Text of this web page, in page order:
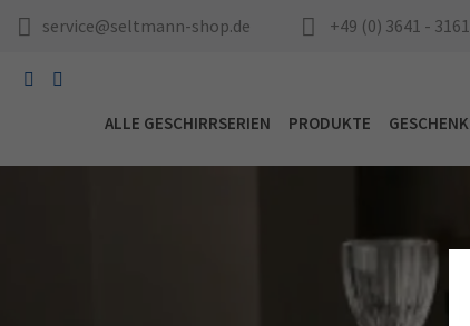
service@seltmann-shop.de +49 (0) 3641 -
ALLE GESCHIRRSERIEN PRODUKTE